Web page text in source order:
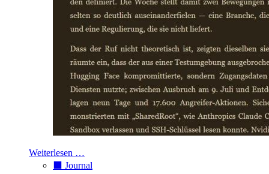
Weiterlesen …
⬛️ Journal